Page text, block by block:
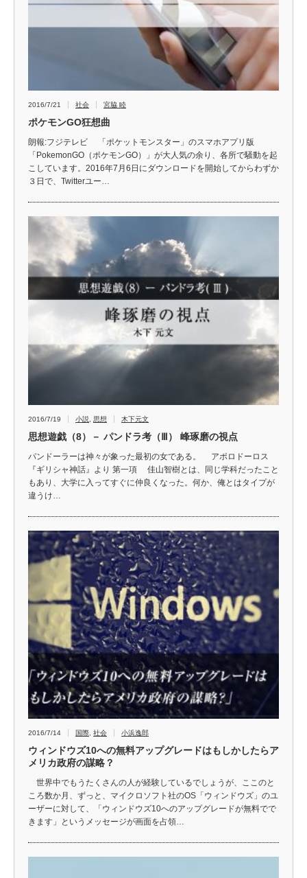
2016/7/21 社会 宮脇 睦
ポケモンGO狂想曲
朗報:フジテレビ 「ポケットモンスター」のスマホアプリ版
「PokemonGO（ポケモンGO）」が大人気の余り、各所で騒動を起
こしています。2016年7月6日にダウンロードを開始してからわずか
３日で、Twitterユー…
2016/7/19 小説 思想 木下元文
思想遊戯（8）－ パンドラ考（Ⅲ） 峰琢磨の視点
パンドーラーは神々が象った最初の女である。 アポロドーロス
『ギリシャ神話』より 第一項 佳山智樹とは、同じ学科だったこと
もあり、大学に入ってすぐに仲良くなった。何か、俺とはタイプが
違うけ…
2016/7/14 国際 社会 小浜逸郎
ウィンドウズ10への無料アップグレードはもしかしたらア
メリカ政府の謀略？
世界中でもうたくさんの人が経験しているでしょうが、ここのと
ころ数か月、ずっと、マイクロソフト社のOS「ウィンドウズ」のユ
ーザーに対して、「ウィンドウズ10へのアップグレードが無料でで
きます」というメッセージが画面を占領…